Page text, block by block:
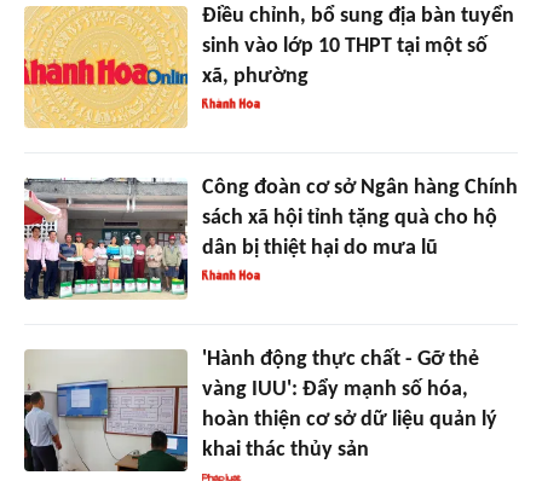
Điều chỉnh, bổ sung địa bàn tuyển
sinh vào lớp 10 THPT tại một số
xã, phường
Công đoàn cơ sở Ngân hàng Chính
sách xã hội tỉnh tặng quà cho hộ
dân bị thiệt hại do mưa lũ
'Hành động thực chất - Gỡ thẻ
vàng IUU': Đẩy mạnh số hóa,
hoàn thiện cơ sở dữ liệu quản lý
khai thác thủy sản